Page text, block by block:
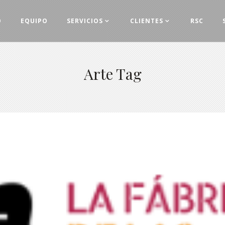
EQUIPO SERVICIOS CLIENTES RSC
Arte Tag